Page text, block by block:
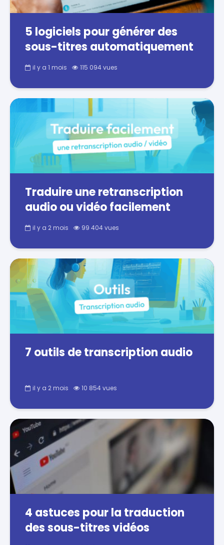
5 logiciels pour générer des
sous-titres automatiquement
il y a 1 mois 115 094 vues
Traduire une retranscription
audio ou vidéo facilement
il y a 2 mois 99 404 vues
7 outils de transcription audio
il y a 2 mois 10 854 vues
4 astuces pour la traduction
des sous-titres vidéos